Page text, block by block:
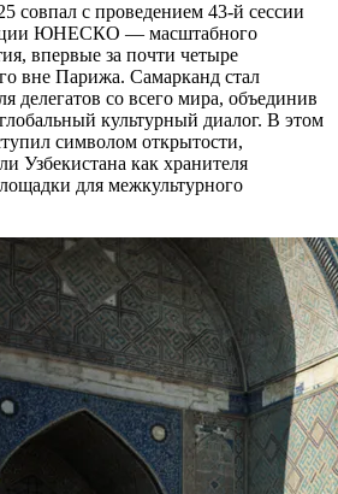
совпал с проведением 43-й сессии
ЮНЕСКО — масштабного
впервые за почти четыре
вне Парижа. Самарканд стал
делегатов со всего мира, объединив
культурный диалог. В этом
символом открытости,
Узбекистана как хранителя
для межкультурного